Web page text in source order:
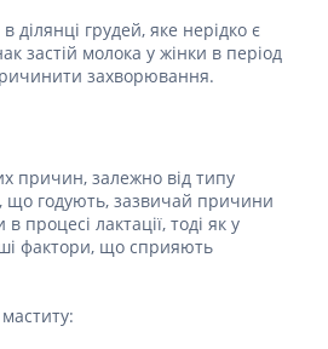
ділянці грудей, яке нерідко є
застій молока у жінки в період
захворювання.
причин, залежно від типу
що годують, зазвичай причини
процесі лактації, тоді як у
фактори, що сприяють